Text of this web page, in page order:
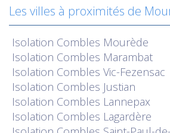
Les villes à proximités de
Isolation Combles Mourède
Isolation Combles Marambat
Isolation Combles Vic-Fezensac
Isolation Combles Justian
Isolation Combles Lannepax
Isolation Combles Lagardère